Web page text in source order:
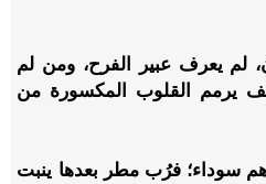
لم يعرف عبير الفرح، ومن لم
يرمم القلوب المكسورة من
سوداء؛ فرُب مطر بعدها ينبت